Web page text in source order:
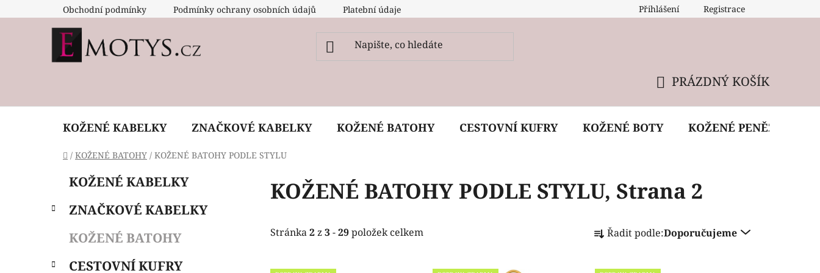
na
Obchodní podmínky Podmínky ochrany osobních údajů Platební údaje Reklamační podmínky
Přihlášení Registrace
KOŠÍK
PRÁZDNÝ KOŠÍK
KOŽENÉ KABELKY ZNAČKOVÉ KABELKY KOŽENÉ BATOHY CESTOVNÍ KUFRY KOŽENÉ BOTY KOŽENÉ PENĚŽENKY
Domů
/ KOŽENÉ BATOHY / KOŽENÉ BATOHY PODLE STYLU
s
Přeskočit
kategorie
e
i
KOŽENÉ KABELKY
ZNAČKOVÉ KABELKY
KOŽENÉ BATOHY
CESTOVNÍ KUFRY
KOŽENÉ BATOHY PODLE STYLU, Strana 2
Stránka2z3-29položek celkem a Řadit podle:Doporučujeme